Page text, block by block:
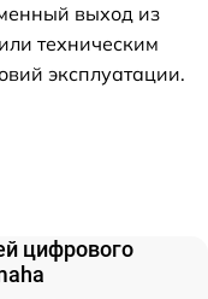
выход из
техническим
эксплуатации.
цифрового